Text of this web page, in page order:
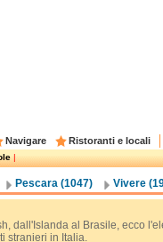
Navigare Ristoranti e locali
|
Pescara (1047) Vivere
dall'Islanda al Brasile, ecco
stranieri in Italia.